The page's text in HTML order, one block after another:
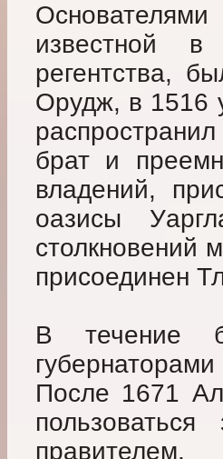
известной
регентства,
Орудж, в 1516
брат и
владений,
оазисы
столкновений
присоединен
В течение
После 1671